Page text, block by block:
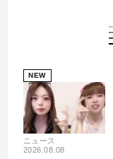
NEW
ニュース
2026.08.08